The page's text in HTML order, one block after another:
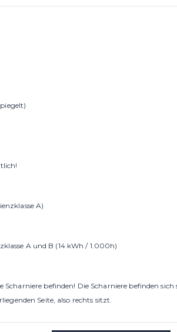
A)
A und B (14 kWh / 1.000h)
Scharniere befinden! Die Scharniere befinden
Seite, also rechts sitzt.